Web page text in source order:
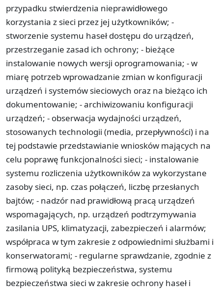
przypadku stwierdzenia nieprawidłowego
korzystania z sieci przez jej użytkowników; -
stworzenie systemu haseł dostępu do urządzeń,
przestrzeganie zasad ich ochrony; - bieżące
instalowanie nowych wersji oprogramowania; - w
miarę potrzeb wprowadzanie zmian w konfiguracji
urządzeń i systemów sieciowych oraz na bieżąco ich
dokumentowanie; - archiwizowaniu konfiguracji
urządzeń; - obserwacja wydajności urządzeń,
stosowanych technologii (media, przepływności) i na
tej podstawie przedstawianie wniosków mających na
celu poprawę funkcjonalności sieci; - instalowanie
systemu rozliczenia użytkowników za wykorzystane
zasoby sieci, np. czas połączeń, liczbę przesłanych
bajtów; - nadzór nad prawidłową pracą urządzeń
wspomagających, np. urządzeń podtrzymywania
zasilania UPS, klimatyzacji, zabezpieczeń i alarmów;
współpraca w tym zakresie z odpowiednimi służbami i
konserwatorami; - regularne sprawdzanie, zgodnie z
firmową polityką bezpieczeństwa, systemu
bezpieczeństwa sieci w zakresie ochrony haseł i